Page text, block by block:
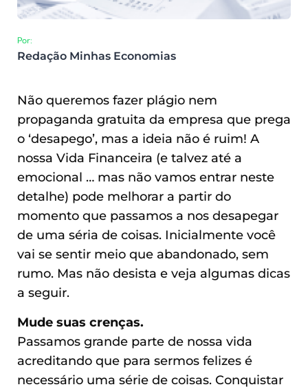
Por:
Redação Minhas Economias
Não queremos fazer plágio nem
propaganda gratuita da empresa que prega
o ‘desapego’, mas a ideia não é ruim! A
nossa Vida Financeira (e talvez até a
emocional … mas não vamos entrar neste
detalhe) pode melhorar a partir do
momento que passamos a nos desapegar
de uma séria de coisas. Inicialmente você
vai se sentir meio que abandonado, sem
rumo. Mas não desista e veja algumas dicas
a seguir.
Mude suas crenças.
Passamos grande parte de nossa vida
acreditando que para sermos felizes é
necessário uma série de coisas. Conquistar